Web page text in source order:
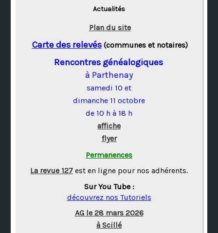
Actualités
Plan du site
Carte des relevés(communes et notaires)
Rencontres généalogiques
à Parthenay
samedi 10 et
dimanche 11 octobre
de 10 h à 18 h
affiche
flyer
Permanences
La revue 127 est en ligne pour nos adhérents.
Sur You Tube :
découvrez nos Tutoriels
AG le 28 mars 2026
à Scillé